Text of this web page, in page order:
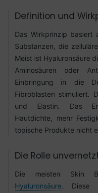
Definition und
Das Wirkprinzip basiert
Substanzen, die
Meist ist Hyaluronsäure
Aminosäuren oder
Einbringung in die
Fibroblasten stimuliert.
und Elastin. Das
Hautdichte, mehr
topische Produkte nicht
Die Rolle
Die meisten Skin
Hyaluronsäure. Diese